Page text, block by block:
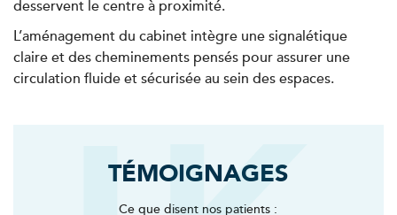
desservent le centre à proximité.
L’aménagement du cabinet intègre une signalétique
claire et des cheminements pensés pour assurer une
circulation fluide et sécurisée au sein des espaces.
TÉMOIGNAGES
Ce que disent nos patients :
01 64 48 35 84
PRENDRE RDV
Kinésithérapie